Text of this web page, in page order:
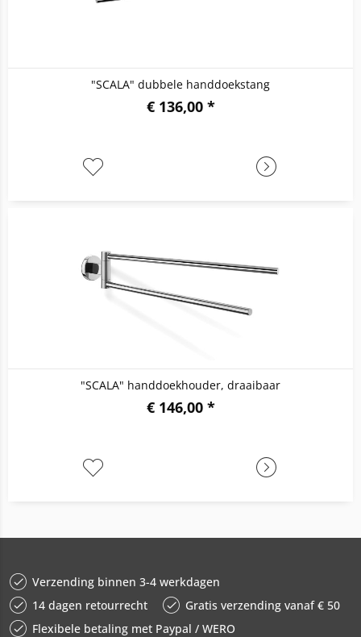
"SCALA" dubbele handdoekstang
€ 136,00 *
"SCALA" handdoekhouder, draaibaar
€ 146,00 *
Verzending binnen 3-4 werkdagen
14 dagen retourrecht
Gratis verzending vanaf € 50
Flexibele betaling met Paypal / WERO